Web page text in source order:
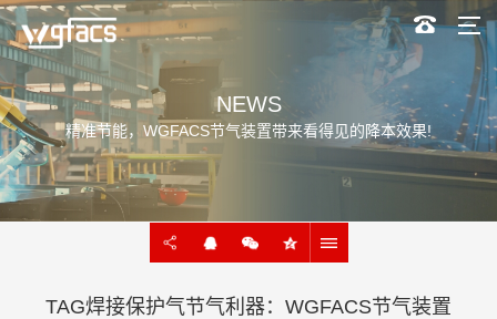
NEWS
精准节能，WGFACS节气装置带来看得见的降本效果!
TAG焊接保护气节气利器：WGFACS节气装置